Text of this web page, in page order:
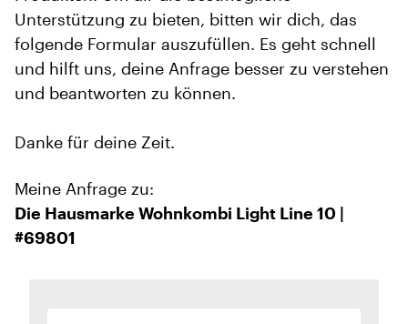
Unterstützung zu bieten, bitten wir dich, das
folgende Formular auszufüllen. Es geht schnell
und hilft uns, deine Anfrage besser zu verstehen
und beantworten zu können.
Danke für deine Zeit.
Meine Anfrage zu:
Die Hausmarke Wohnkombi Light Line 10 |
#69801